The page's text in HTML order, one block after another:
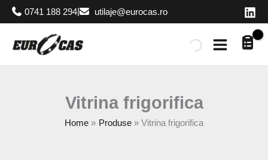
Skip
0741 188 294 utilaje@eurocas.ro
Vitrina frigorifica
Home Produse Vitrina frigorifica